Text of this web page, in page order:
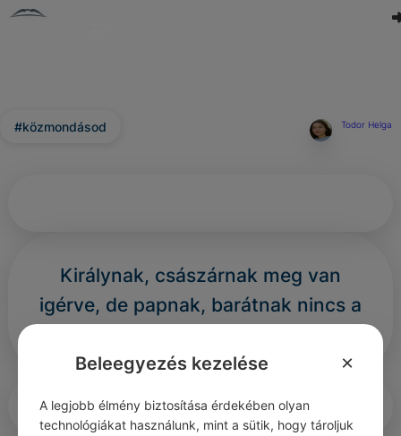
#közmondásod Todor Helga
Királynak, császárnak meg van
igérve, de papnak, barátnak nincs a
Beleegyezés kezelése ×
A legjobb élmény biztosítása érdekében olyan
technológiákat használunk, mint a sütik, hogy tároljuk